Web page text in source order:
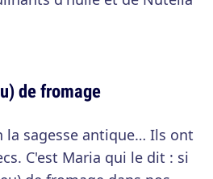
de fromage
la sagesse antique… Ils ont
C'est Maria qui le dit : si